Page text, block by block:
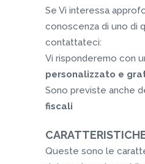
Se Vi interessa
conoscenza di uno di
contattateci:
Vi risponderemo con
personalizzato e
Sono previste anche
fiscali
Queste sono le